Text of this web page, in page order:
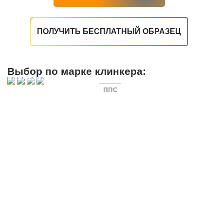
ПОЛУЧИТЬ БЕСПЛАТНЫЙ ОБРАЗЕЦ
Выбор по марке клинкера:
ППС
ППС
ППС
ППС